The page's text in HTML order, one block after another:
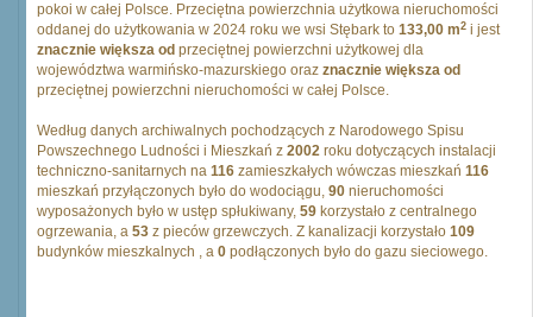
pokoi w całej Polsce. Przeciętna powierzchnia użytkowa nieruchomości
oddanej do użytkowania w 2024 roku we wsi Stębark to 133,00 m2 i jest
znacznie większa od przeciętnej powierzchni użytkowej dla
województwa warmińsko-mazurskiego oraz znacznie większa od
przeciętnej powierzchni nieruchomości w całej Polsce.
Według danych archiwalnych pochodzących z Narodowego Spisu
Powszechnego Ludności i Mieszkań z 2002 roku dotyczących instalacji
techniczno-sanitarnych na 116 zamieszkałych wówczas mieszkań 116
mieszkań przyłączonych było do wodociągu, 90 nieruchomości
wyposażonych było w ustęp spłukiwany, 59 korzystało z centralnego
ogrzewania, a 53 z pieców grzewczych. Z kanalizacji korzystało 109
budynków mieszkalnych , a 0 podłączonych było do gazu sieciowego.